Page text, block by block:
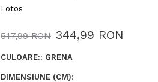
Lotos
517,99 RON 344,99 RON
CULOARE:: GRENA
DIMENSIUNE (CM):